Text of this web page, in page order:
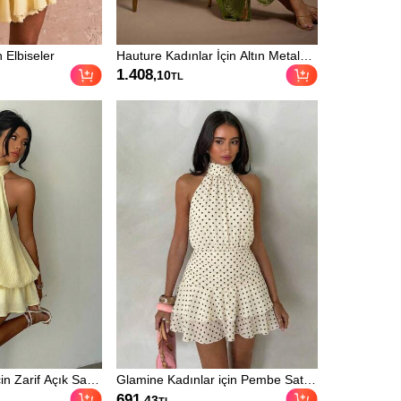
Elbiseler
Hauture Kadınlar İçin Altın Metal
Dekorlu Parti İçin Püsküllü Saçaklı
Seksi Elbise
1.408,10TL
Zarif Açık Sarı
Elbise
Glamine Kadınlar için Pembe Saten
Şifon Askılı Sırtı Açık Mini Elbise,